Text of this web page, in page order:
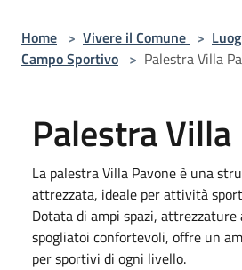
Home > Vivere il Comune >
Campo Sportivo > Palestra Villa
Palestra
La palestra Villa Pavone è una
attrezzata, ideale per attività
Dotata di ampi spazi,
spogliatoi confortevoli, offre un
per sportivi di ogni livello.